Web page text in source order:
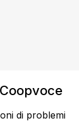
di problemi